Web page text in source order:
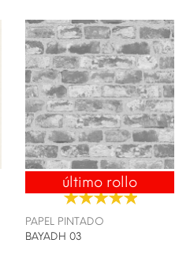
ENVÍO 24/48H
último rollo
PAPEL PINTADO
BAYADH 03